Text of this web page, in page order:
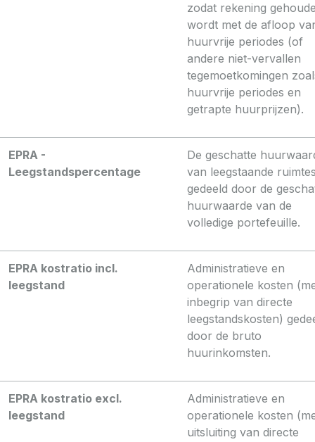
zodat rekening
wordt met de afloop
huurvrije periodes (of
andere niet-vervallen
tegemoetkomingen
huurvrije periodes en
getrapte huurprijzen).
EPRA -
Leegstandspercentage
De geschatte
van leegstaande
gedeeld door de
huurwaarde van de
volledige portefeuille.
EPRA kostratio incl.
leegstand
Administratieve en
operationele kosten
inbegrip van directe
leegstandskosten)
door de bruto
huurinkomsten.
EPRA kostratio excl.
leegstand
Administratieve en
operationele kosten
uitsluiting van directe